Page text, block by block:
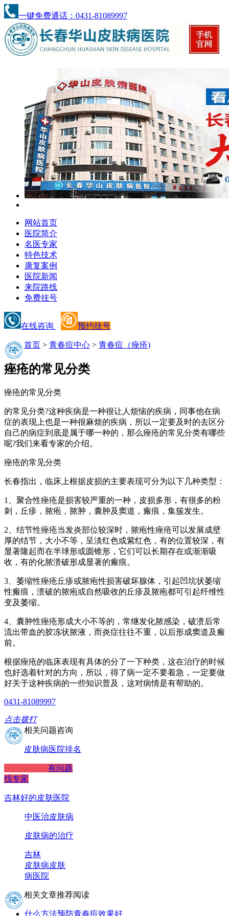
一键免费通话：0431-81089997
网站首页
医院简介
名医专家
特色技术
康复案例
医院新闻
来院路线
免费挂号
在线咨询 预约挂号
首页 > 青春痘中心 > 青春痘（痤疮)
痤疮的常见分类
痤疮的常见分类
的常见分类?这种疾病是一种很让人烦恼的疾病，同事他在病
症的表现上也是一种很麻烦的疾病，所以一定要及时的去区分
自己的病症到底是属于哪一种的，那么痤疮的常见分类有哪些
呢?我们来看专家的介绍。
痤疮的常见分类
长春指出，临床上根据皮损的主要表现可分为以下几种类型：
1、聚合性痤疮是损害较严重的一种，皮损多形，有很多的粉
刺，丘疹，脓疱，脓肿，囊肿及窦道，瘢痕，集簇发生。
2、结节性痤疮当发炎部位较深时，脓疱性痤疮可以发展成壁
厚的结节，大小不等，呈淡红色或紫红色，有的位置较深，有
显著隆起而在半球形或圆锥形，它们可以长期存在或渐渐吸
收，有的化脓溃破形成显著的瘢痕。
3、萎缩性痤疮丘疹或脓疱性损害破坏腺体，引起凹坑状萎缩
性瘢痕，溃破的脓疱或自然吸收的丘疹及脓疱都可引起纤维性
变及萎缩。
4、囊肿性痤疮形成大小不等的，常继发化脓感染，破溃后常
流出带血的胶冻状脓液，而炎症往往不重，以后形成窦道及瘢
前。
根据痤疮的临床表现有具体的分了一下种类，这在治疗的时候
也好选着针对的方向，所以，得了病一定不要着急，一定要做
好关于这种疾病的一些知识普及，这对病情是有帮助的。
0431-81089997
点击拨打
相关问题咨询
皮肤病医院排名
有问题
找专家
吉林好的皮肤医院
中医治皮肤病
皮肤病的治疗
吉林
皮肤病皮肤
病医院
相关文章推荐阅读
什么方法预防青春痘效果好